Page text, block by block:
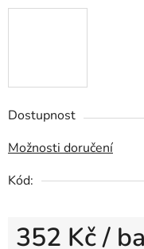
Dostupnost
Možnosti doručení
Kód:
352 Kč/